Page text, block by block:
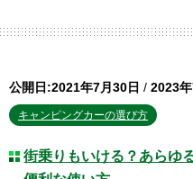
公開日:2021年7月30日 / 2023
キャンピングカーの選び方
街乗りもいける？あらゆ